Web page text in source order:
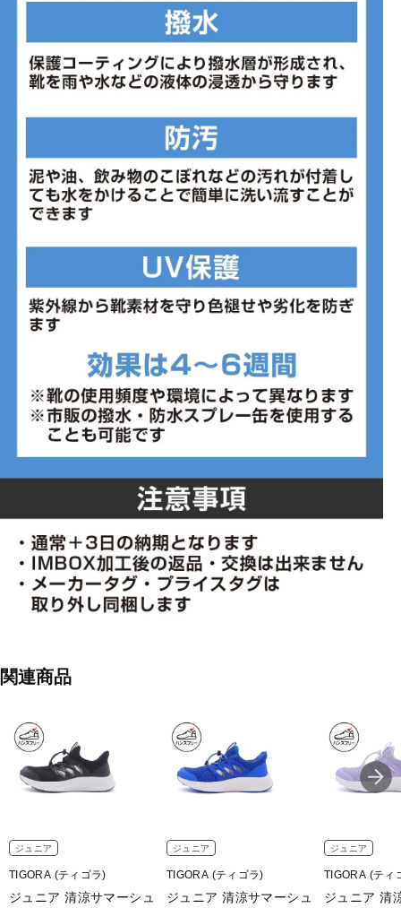
■レース仕様:レース
■防水機能:無
■撥水機能:無
■ワイズ:3E
■片足重量:215g
■片足重量代表サイズ:22.0
■2026年モデル
※ワイズを確認の上お買い求め下さい。また、足のサイズは甲高、
幅等個人差がありますので、あくまで目安としてご判断ください。
■メーカー型番：TRJ4016BKSX
関連商品
ジュニア
TIGORA (ティゴラ)
ジュニア 清涼サマーシュ
ジュニア
TIGORA (ティゴラ)
ジュニア 清涼サマーシュ
ジュニア
TIGORA (ティ
ジュニア 清